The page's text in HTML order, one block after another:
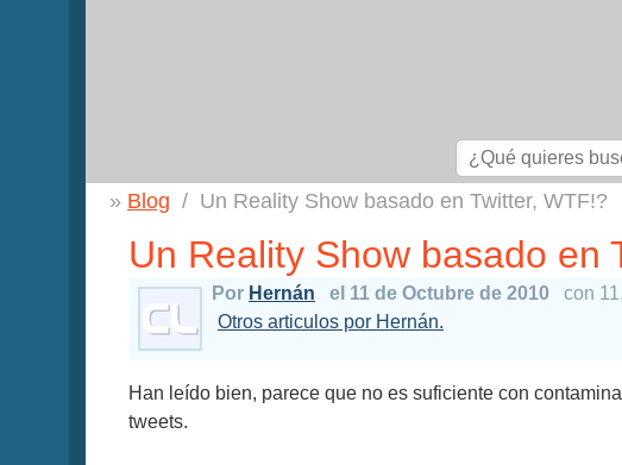
Blog Un Reality Show basado en Twitter, WTF!?
Un Reality Show basado en
Por Hernán el 11 de Octubre de 2010
con
Otros articulos por Hernán.
Han leído bien, parece que no es suficiente con
tweets.